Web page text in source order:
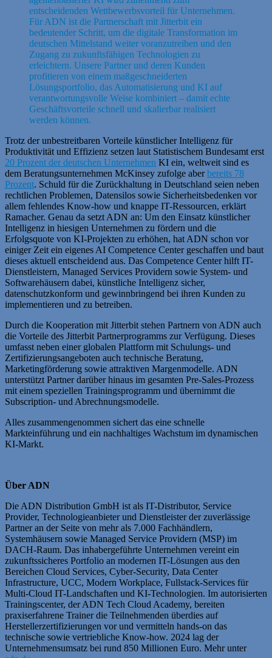
entscheidenden Wettbewerbsvorteil für Unternehmen.
Für ADN ist die Partnerschaft mit Jitterbit ein
bedeutender Schritt, um die digitale Transformation im
deutschen Mittelstand weiter voranzutreiben und den
Zugang zu zukunftsfähigen Technologien zu
erleichtern. Unsere Partner und deren Kunden
profitieren von einem maßgeschneiderten
Lösungsportfolio, das Automatisierung und KI auf
verantwortungsvolle Weise kombiniert – damit echte
Geschäftsvorteile schnell und skalierbar realisiert
werden können.
Trotz der unbestreitbaren Vorteile künstlicher Intelligenz für
Produktivität und Effizienz setzen laut Statistischem Bundesamt erst
20 Prozent der deutschen Unternehmen KI ein, weltweit sind es
dem Beratungsunternehmen McKinsey zufolge aberbereits 78
Prozent. Schuld für die Zurückhaltung in Deutschland seien neben
rechtlichen Problemen, Datensilos sowie Sicherheitsbedenken vor
allem fehlendes Know-how und knappe IT-Ressourcen, erklärt
Ramacher. Genau da setzt ADN an: Um den Einsatz künstlicher
Intelligenz in hiesigen Unternehmen zu fördern und die
Erfolgsquote von KI-Projekten zu erhöhen, hat ADN schon vor
einiger Zeit ein eigenes AI Competence Center geschaffen und baut
dieses aktuell entscheidend aus. Das Competence Center hilft IT-
Dienstleistern, Managed Services Providern sowie System- und
Softwarehäusern dabei, künstliche Intelligenz sicher,
datenschutzkonform und gewinnbringend bei ihren Kunden zu
implementieren und zu betreiben.
Durch die Kooperation mit Jitterbit stehen Partnern von ADN auch
die Vorteile des Jitterbit Partnerprogramms zur Verfügung. Dieses
umfasst neben einer globalen Plattform mit Schulungs- und
Zertifizierungsangeboten auch technische Beratung,
Marketingförderung sowie attraktiven Margenmodelle. ADN
unterstützt Partner darüber hinaus im gesamten Pre-Sales-Prozess
mit einem speziellen Trainingsprogramm und übernimmt die
Subscription- und Abrechnungsmodelle.
Alles zusammengenommen sichert das eine schnelle
Markteinführung und ein nachhaltiges Wachstum im dynamischen
KI-Markt.
Über ADN
Die ADN Distribution GmbH ist als IT-Distributor, Service
Provider, Technologieanbieter und Dienstleister der zuverlässige
Partner an der Seite von mehr als 7.000 Fachhändlern,
Systemhäusern sowie Managed Service Providern (MSP) im
DACH-Raum. Das inhabergeführte Unternehmen vereint ein
zukunftssicheres Portfolio an modernen IT-Lösungen aus den
Bereichen Cloud Services, Cyber-Security, Data Center
Infrastructure, UCC, Modern Workplace, Fullstack-Services für
Multi-Cloud IT-Landschaften und KI-Technologien. Im autorisierten
Trainingscenter, der ADN Tech Cloud Academy, bereiten
praxiserfahrene Trainer die Teilnehmenden überdies auf
Herstellerzertifizierungen vor und vermitteln hands-on das
technische sowie vertriebliche Know-how. 2024 lag der
Unternehmensumsatz bei rund 850 Millionen Euro. Mehr unter